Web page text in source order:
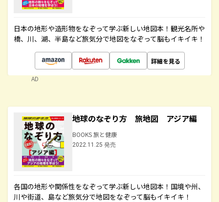
日本の地形や造形物をなぞって学ぶ新しい地図本！観光名所や
橋、川、湖、半島など旅気分で地図をなぞって脳もイキイキ！
詳細を見る
AD
地球のなぞり方 旅地図 アジア編
BOOKS 旅と健康
2022.11.25 発売
各国の地形や関係性をなぞって学ぶ新しい地図本！国境や州、
川や街道、島など旅気分で地図をなぞって脳もイキイキ！